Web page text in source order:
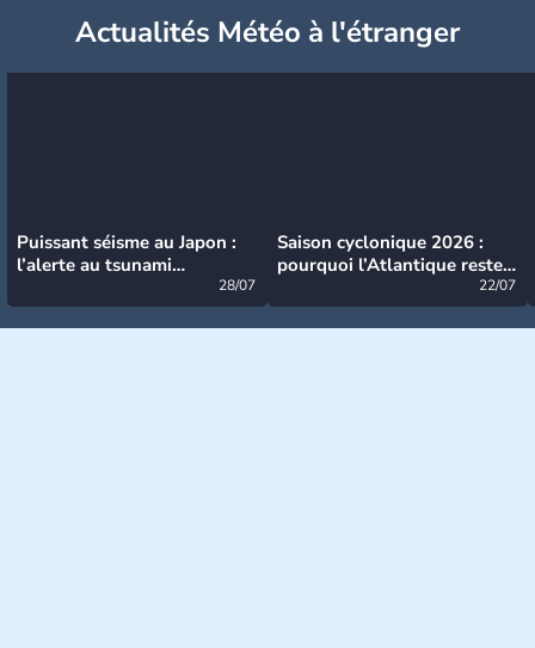
Actualités Météo à l'étranger
Puissant séisme au Japon :
l’alerte au tsunami
28/07
Saison cyclonique 2026 :
pourquoi l’Atlantique reste
22/07